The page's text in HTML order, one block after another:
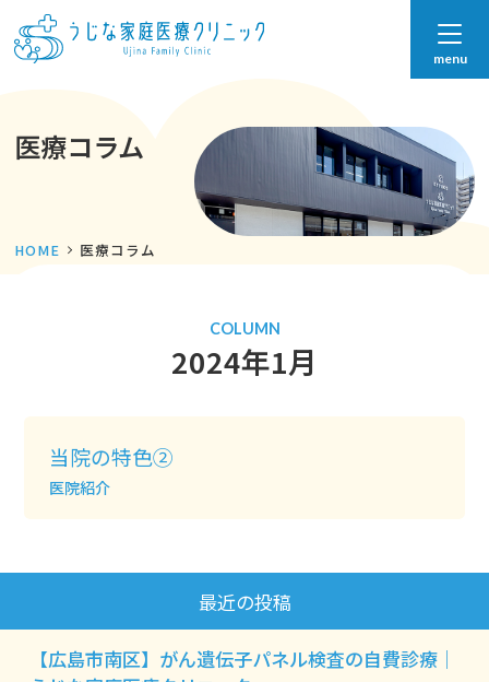
menu
医療コラム
HOME 医療コラム
COLUMN
2024年1月
当院の特色②
医院紹介
最近の投稿
【広島市南区】がん遺伝子パネル検査の自費診療｜